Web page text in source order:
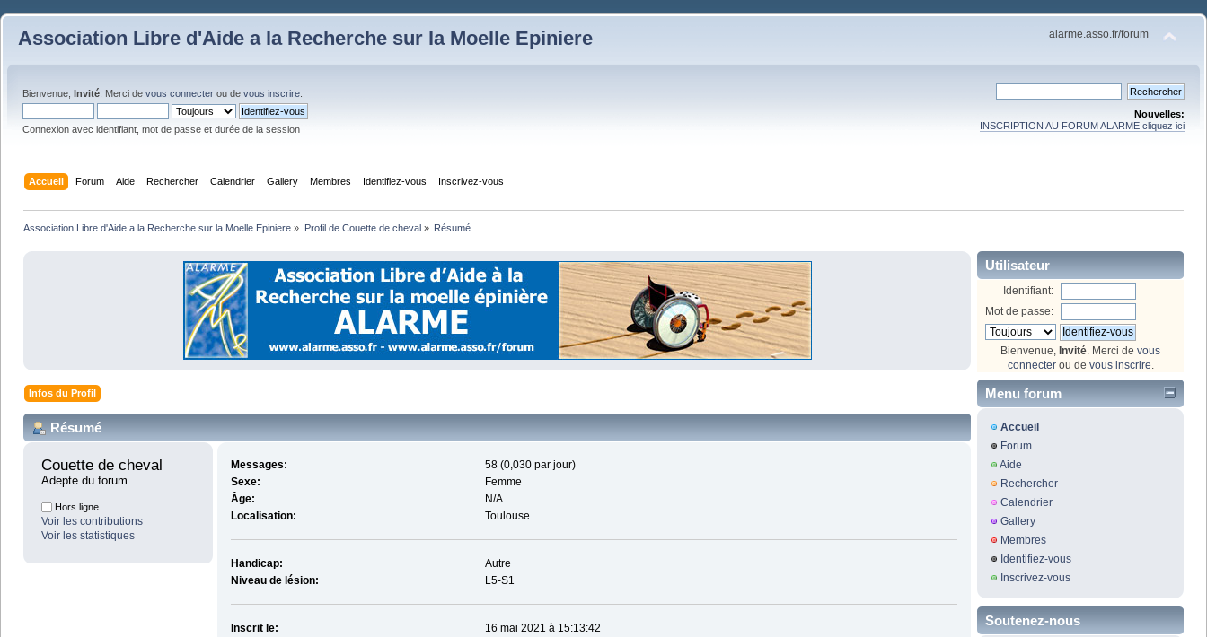
Association Libre d'Aide a la Recherche sur la Moelle Epiniere alarme.asso.fr/forum
Bienvenue, Invité . Merci de vous connecter ou de vous inscrire
Connexion avec identifiant, mot de passe et durée de la session
Nouvelles:
INSCRIPTION AU FORUM ALARME cliquez ici
Accueil Forum Aide Rechercher Calendrier Gallery Membres Identifiez-vous Inscrivez-vous
Association Libre d'Aide a la Recherche sur la Moelle Epiniere » Profil de Couette de cheval» Résumé
Infos du Profil
Résumé
Couette de cheval
Adepte du forum
Hors ligne
Voir les contributions
Voir les statistiques
Messages:
58 (0,030 par jour)
Sexe:
Femme
Âge:
N/A
Localisation:
Toulouse
Handicap:
Autre
Niveau de lésion:
L5-S1
Inscrit le:
16 mai 2021 à 15:13:42
Utilisateur
Identifiant:
Mot de passe:
Bienvenue, Invité . Merci de vous
connecterou de vous inscrire
Menu forum
Accueil
Forum
Aide
Rechercher
Calendrier
Gallery
Membres
Identifiez-vous
Inscrivez-vous
Soutenez-nous